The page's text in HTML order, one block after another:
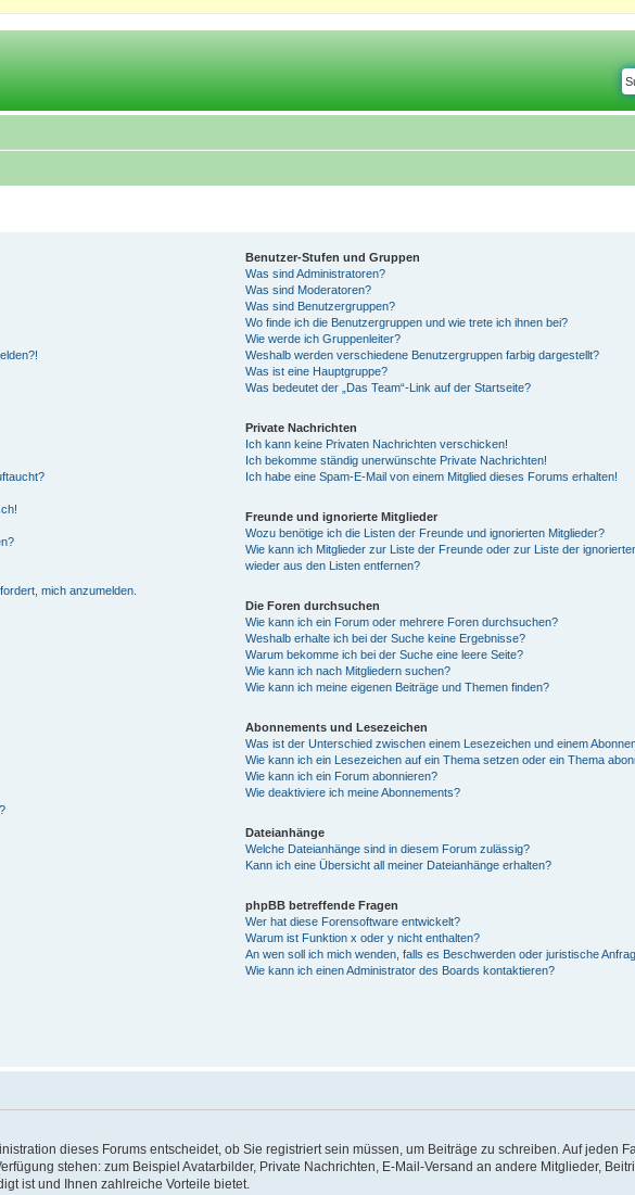
mich anzumelden.
Benutzer-Stufen und Gruppen
Was sind Administratoren?
Was sind Moderatoren?
Was sind Benutzergruppen?
Wo finde ich die Benutzergruppen und wie trete ich ihnen bei?
Wie werde ich Gruppenleiter?
Weshalb werden verschiedene Benutzergruppen farbig dargestellt?
Was ist eine Hauptgruppe?
Was bedeutet der „Das Team“-Link auf der Startseite?
Private Nachrichten
Ich kann keine Privaten Nachrichten verschicken!
Ich bekomme ständig unerwünschte Private Nachrichten!
Ich habe eine Spam-E-Mail von einem Mitglied dieses Forums erhalten!
Freunde und ignorierte Mitglieder
Wozu benötige ich die Listen der Freunde und ignorierten Mitglieder?
Wie kann ich Mitglieder zur Liste der Freunde oder zur Liste der
wieder aus den Listen entfernen?
Die Foren durchsuchen
Wie kann ich ein Forum oder mehrere Foren durchsuchen?
Weshalb erhalte ich bei der Suche keine Ergebnisse?
Warum bekomme ich bei der Suche eine leere Seite?
Wie kann ich nach Mitgliedern suchen?
Wie kann ich meine eigenen Beiträge und Themen finden?
Abonnements und Lesezeichen
Was ist der Unterschied zwischen einem Lesezeichen und einem
Wie kann ich ein Lesezeichen auf ein Thema setzen oder ein Thema
Wie kann ich ein Forum abonnieren?
Wie deaktiviere ich meine Abonnements?
Dateianhänge
Welche Dateianhänge sind in diesem Forum zulässig?
Kann ich eine Übersicht all meiner Dateianhänge erhalten?
phpBB betreffende Fragen
Wer hat diese Forensoftware entwickelt?
Warum ist Funktion x oder y nicht enthalten?
An wen soll ich mich wenden, falls es Beschwerden oder juristische
Wie kann ich einen Administrator des Boards kontaktieren?
dieses Forums entscheidet, ob Sie registriert sein müssen, um Beiträge zu schreiben. Auf jeden
stehen: zum Beispiel Avatarbilder, Private Nachrichten, E-Mail-Versand an andere Mitglieder,
ist und Ihnen zahlreiche Vorteile bietet.